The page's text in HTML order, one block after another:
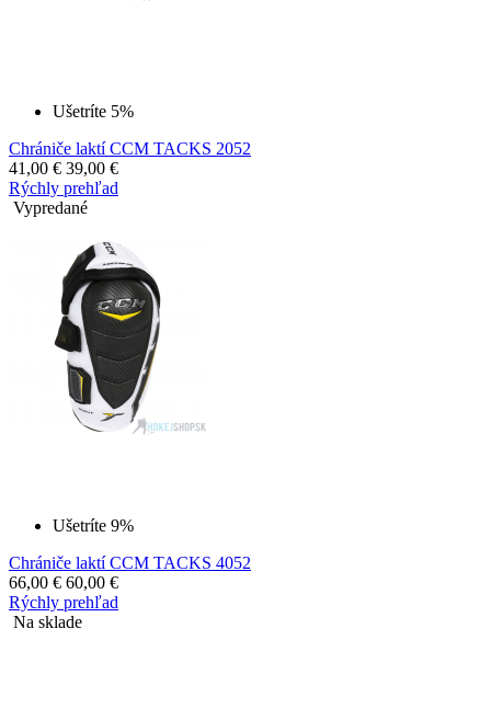
Ušetríte 5%
Chrániče laktí CCM TACKS 2052
41,00 € 39,00 €
Rýchly prehľad
Vypredané
Ušetríte 9%
Chrániče laktí CCM TACKS 4052
66,00 € 60,00 €
Rýchly prehľad
Na sklade